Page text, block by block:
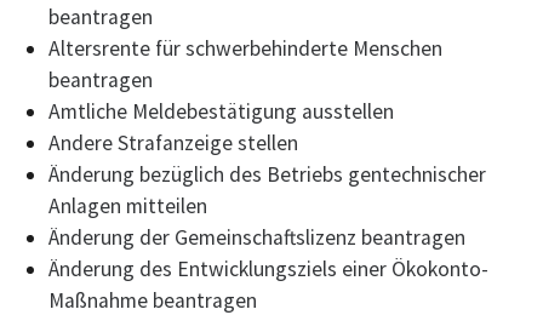
beantragen
Altersrente für schwerbehinderte Menschen
beantragen
Amtliche Meldebestätigung ausstellen
Andere Strafanzeige stellen
Änderung bezüglich des Betriebs gentechnischer
Anlagen mitteilen
Änderung der Gemeinschaftslizenz beantragen
Änderung des Entwicklungsziels einer Ökokonto-
Maßnahme beantragen